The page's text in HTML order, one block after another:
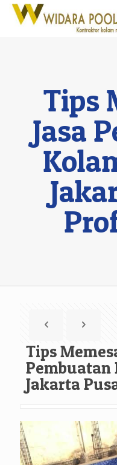
Tips
Jasa
Tips
Pembuatan
Jakarta